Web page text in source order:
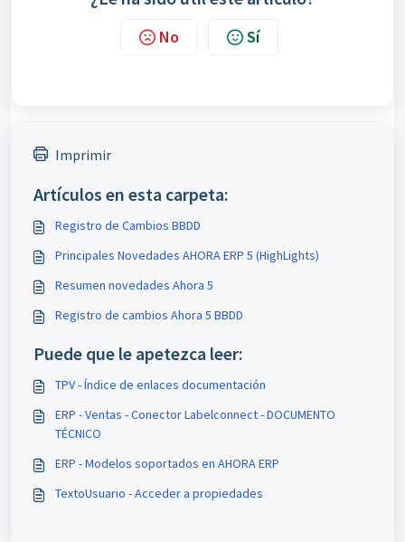
No Sí
Imprimir
Artículos en esta carpeta:
Registro de Cambios BBDD
Principales Novedades AHORA ERP 5 (HighLights)
Resumen novedades Ahora 5
Registro de cambios Ahora 5 BBDD
Puede que le apetezca leer:
TPV - Índice de enlaces documentación
ERP - Ventas - Conector Labelconnect - DOCUMENTO
TÉCNICO
ERP - Modelos soportados en AHORA ERP
TextoUsuario - Acceder a propiedades